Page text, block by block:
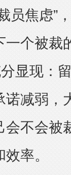
员焦虑”
个被裁
显现：
诺减弱，
不会被
率。